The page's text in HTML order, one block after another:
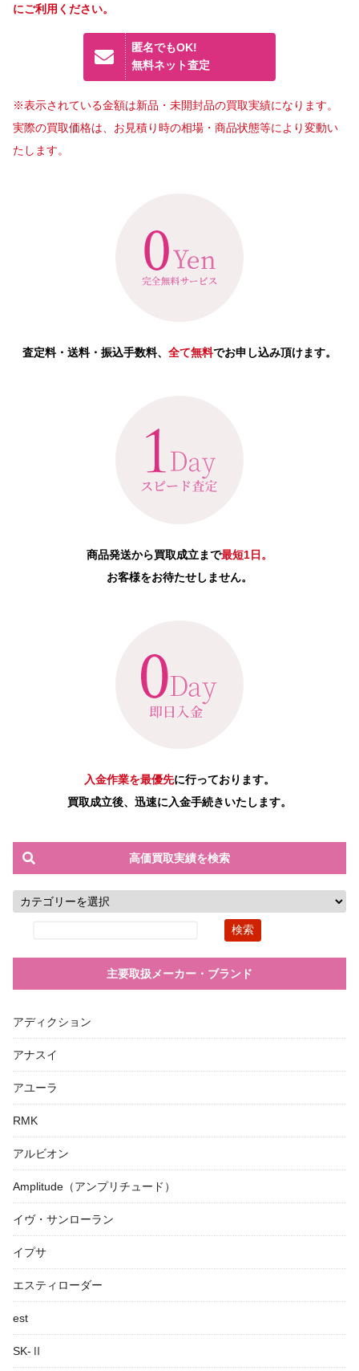
にご利用ください。
匿名でもOK!
無料ネット査定
※表示されている金額は新品・未開封品の買取実績になります。
実際の買取価格は、お見積り時の相場・商品状態等により変動い
たします。
査定料・送料・振込手数料、 全て無料でお申し込み頂けます。
商品発送から買取成立まで最短1日。
お客様をお待たせしません。
入金作業を最優先に行っております。
買取成立後、迅速に入金手続きいたします。
高価買取実績を検索
主要取扱メーカー・ブランド
アディクション
アナスイ
アユーラ
RMK
アルビオン
Amplitude（アンプリチュード）
イヴ・サンローラン
イプサ
エスティローダー
est
SK-Ⅱ